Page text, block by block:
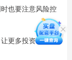
也要注意风险控
更多投资者有机